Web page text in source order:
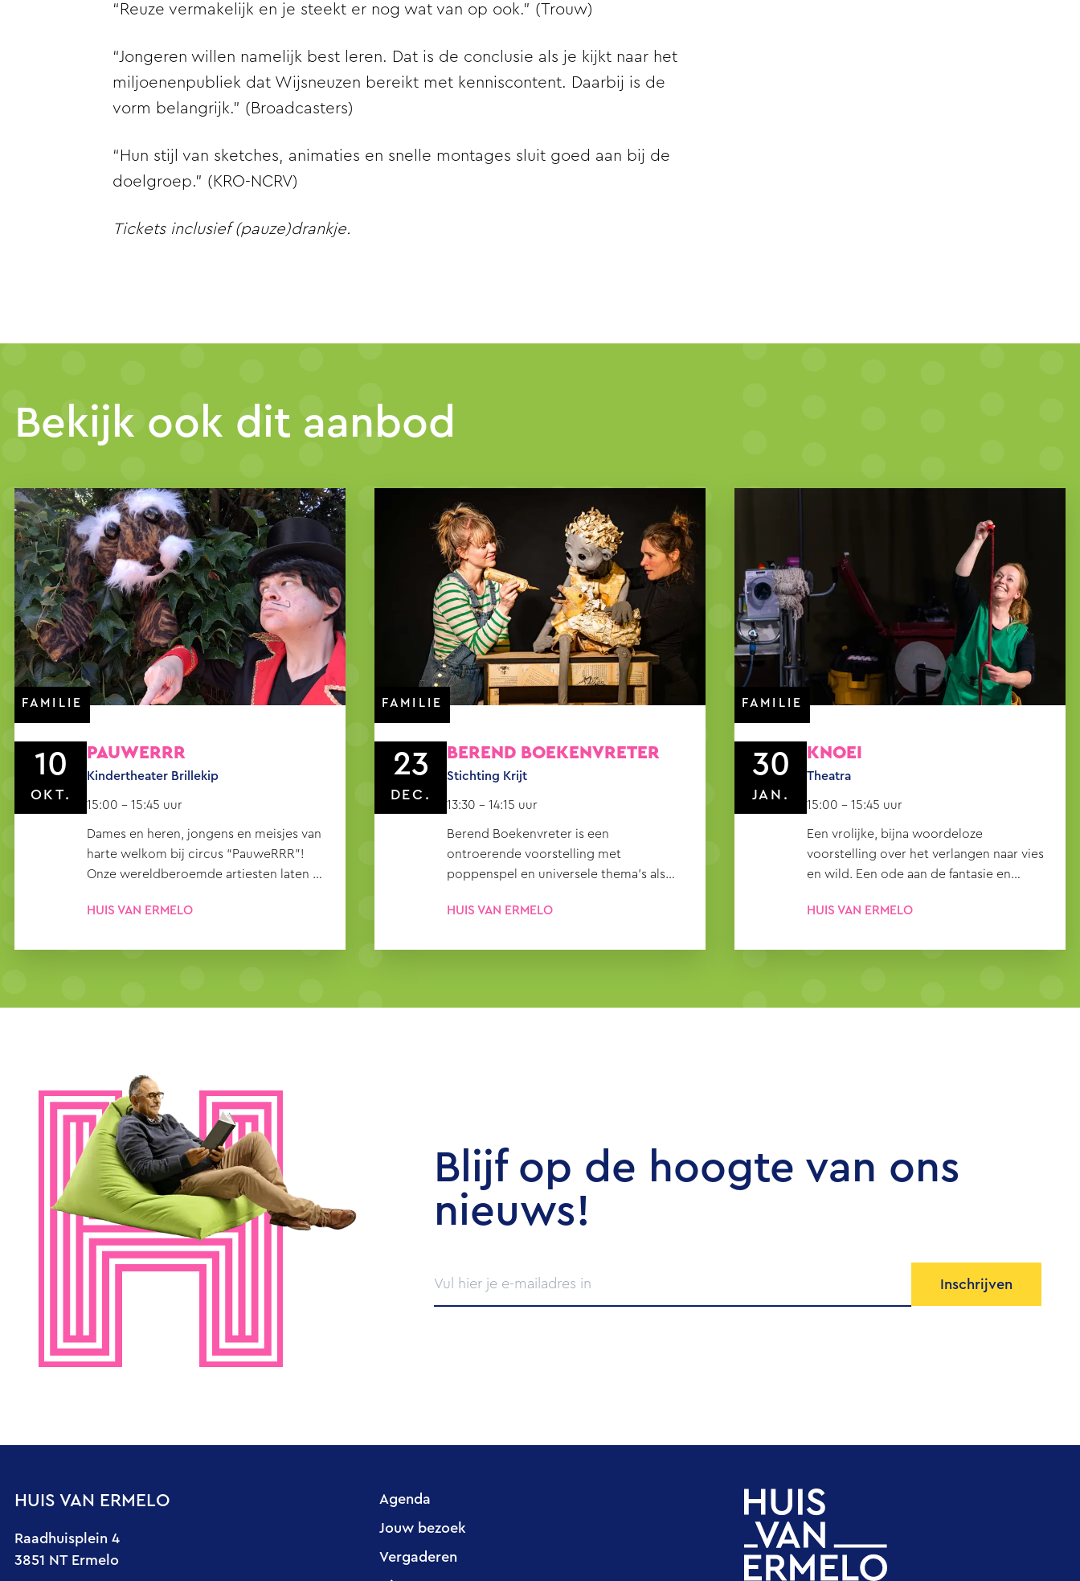
“Reuze vermakelijk en je steekt er nog wat van op ook.” (Trouw)
“Jongeren willen namelijk best leren. Dat is de conclusie als je kijkt naar het
miljoenenpubliek dat Wijsneuzen bereikt met kenniscontent. Daarbij is de
vorm belangrijk.” ( Broadcasters)
“Hun stijl van sketches, animaties en snelle montages sluit goed aan bij de
doelgroep.” ( KRO-NCRV)
Tickets inclusief (pauze)drankje.
Bekijk ook dit aanbod
FAMILIE
10
OKT.
PAUWERRR
Kindertheater Brillekip
15:00 - 15:45 uur
Dames en heren, jongens en meisjes van
harte welkom bij circus “PauweRRR”!
Onze wereldberoemde artiesten laten u
talenten.
HUIS VAN ERMELO
FAMILIE
23
DEC.
BEREND BOEKENVRETER
Stichting Krijt
13:30 - 14:15 uur
Berend Boekenvreter is een
ontroerende voorstelling met
poppenspel en universele thema’s als
verzamelen en buitenspelen door de
HUIS VAN ERMELO
FAMILIE
30
JAN.
KNOEI
Theatra
15:00 - 15:45 uur
Een vrolijke, bijna woordeloze
voorstelling over het verlangen naar vies
en wild. Een ode aan de fantasie en
HUIS VAN ERMELO
Blijf op de hoogte van ons
nieuws!
Inschrijven
HUIS VAN ERMELO
Raadhuisplein 4
3851 NT Ermelo
Agenda
Jouw bezoek
Vergaderen